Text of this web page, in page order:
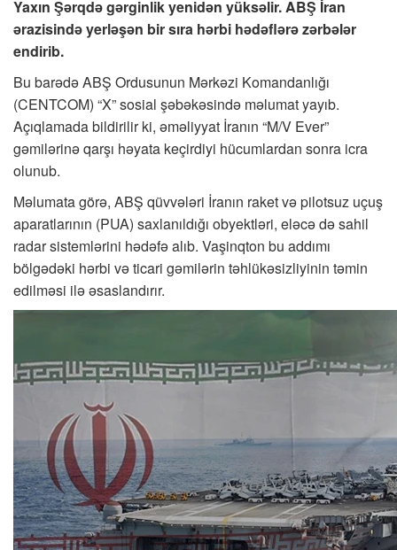
Yaxın Şərqdə gərginlik yenidən yüksəlir. ABŞ İran
ərazisində yerləşən bir sıra hərbi hədəflərə zərbələr
endirib.
Bu barədə ABŞ Ordusunun Mərkəzi Komandanlığı
(CENTCOM) “X” sosial şəbəkəsində məlumat yayıb.
Açıqlamada bildirilir ki, əməliyyat İranın “M/V Ever”
gəmilərinə qarşı həyata keçirdiyi hücumlardan sonra icra
olunub.
Məlumata görə, ABŞ qüvvələri İranın raket və pilotsuz uçuş
aparatlarının (PUA) saxlanıldığı obyektləri, eləcə də sahil
radar sistemlərini hədəfə alıb. Vaşinqton bu addımı
bölgədəki hərbi və ticari gəmilərin təhlükəsizliyinin təmin
edilməsi ilə əsaslandırır.